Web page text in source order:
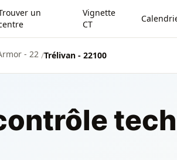
un
Vignette
CT
- 22 /Trélivan - 22100